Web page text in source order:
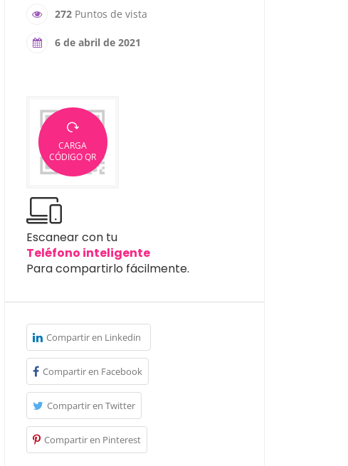
272 Puntos de vista
6 de abril de 2021
CARGA
CÓDIGO QR
Escanear con tu
Teléfono inteligente
Para compartirlo fácilmente.
Compartir en Linkedin
Compartir en Facebook
Compartir en Twitter
Compartir en Pinterest